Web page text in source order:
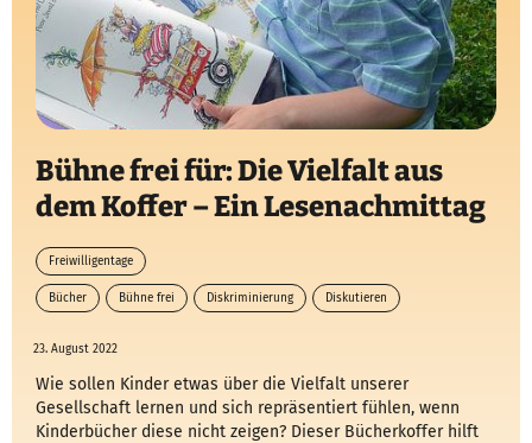
Bühne frei für: Die Vielfalt aus
dem Koffer – Ein Lesenachmittag
Freiwilligentage
Bücher Bühne frei Diskriminierung Diskutieren
23. August 2022
Wie sollen Kinder etwas über die Vielfalt unserer
Gesellschaft lernen und sich repräsentiert fühlen, wenn
Kinderbücher diese nicht zeigen? Dieser Bücherkoffer hilft